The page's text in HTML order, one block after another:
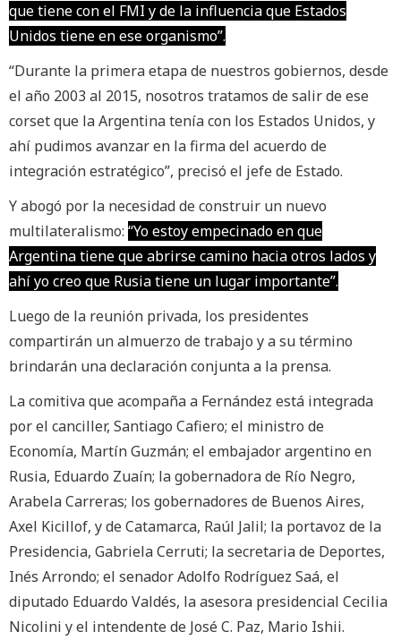
que tiene con el FMI y de la influencia que Estados
Unidos tiene en ese organismo”.
“Durante la primera etapa de nuestros gobiernos, desde
el año 2003 al 2015, nosotros tratamos de salir de ese
corset que la Argentina tenía con los Estados Unidos, y
ahí pudimos avanzar en la firma del acuerdo de
integración estratégico”, precisó el jefe de Estado.
Y abogó por la necesidad de construir un nuevo
multilateralismo: “Yo estoy empecinado en que
Argentina tiene que abrirse camino hacia otros lados y
ahí yo creo que Rusia tiene un lugar importante”.
Luego de la reunión privada, los presidentes
compartirán un almuerzo de trabajo y a su término
brindarán una declaración conjunta a la prensa.
La comitiva que acompaña a Fernández está integrada
por el canciller, Santiago Cafiero; el ministro de
Economía, Martín Guzmán; el embajador argentino en
Rusia, Eduardo Zuaín; la gobernadora de Río Negro,
Arabela Carreras; los gobernadores de Buenos Aires,
Axel Kicillof, y de Catamarca, Raúl Jalil; la portavoz de la
Presidencia, Gabriela Cerruti; la secretaria de Deportes,
Inés Arrondo; el senador Adolfo Rodríguez Saá, el
diputado Eduardo Valdés, la asesora presidencial Cecilia
Nicolini y el intendente de José C. Paz, Mario Ishii.